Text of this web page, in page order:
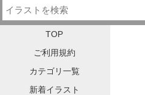
TOP
ご利用規約
カテゴリ一覧
新着イラスト